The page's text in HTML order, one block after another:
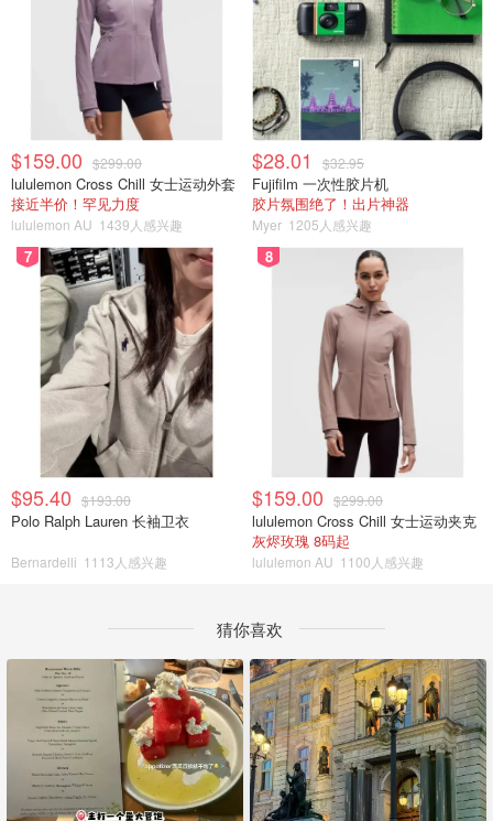
$159.00 $299.00
lululemon Cross Chill 女士运动外套
接近半价！罕见力度
lululemon AU 1439人感兴趣
$28.01 $32.95
Fujifilm 一次性胶片机
胶片氛围绝了！出片神器
Myer 1205人感兴趣
7
$95.40 $193.00
Polo Ralph Lauren 长袖卫衣
Bernardelli 1113人感兴趣
8
$159.00 $299.00
lululemon Cross Chill 女士运动夹克
灰烬玫瑰 8码起
lululemon AU 1100人感兴趣
猜你喜欢